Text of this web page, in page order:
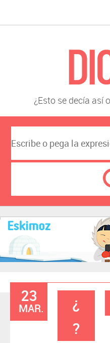
¿Esto se decía así
23
MAR. ¿
?